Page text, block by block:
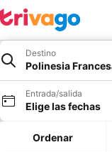
Destino
Polinesia
Entrada/salida
Elige las fechas
Ordenar